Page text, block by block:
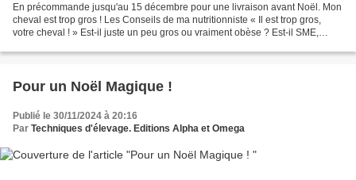
En précommande jusqu'au 15 décembre pour une livraison avant Noël. Mon
cheval est trop gros ! Les Conseils de ma nutritionniste « Il est trop gros,
votre cheval ! » Est-il juste un peu gros ou vraiment obèse ? Est-il SME,
Pour un Noël Magique !
Publié le 30/11/2024 à 20:16
Par Techniques d'élevage. Editions Alpha et Omega